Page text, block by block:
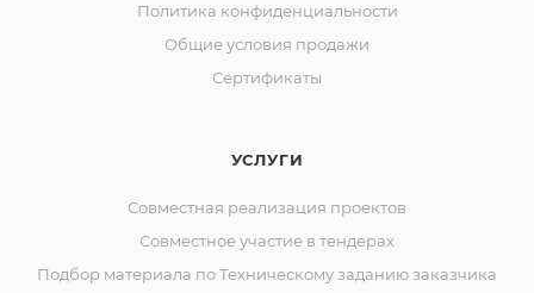
Политика конфиденциальности
Общие условия продажи
Сертификаты
УСЛУГИ
Совместная реализация проектов
Совместное участие в тендерах
Подбор материала по Техническому заданию заказчика